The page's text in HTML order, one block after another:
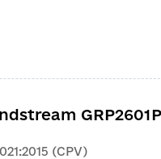
(CPV)